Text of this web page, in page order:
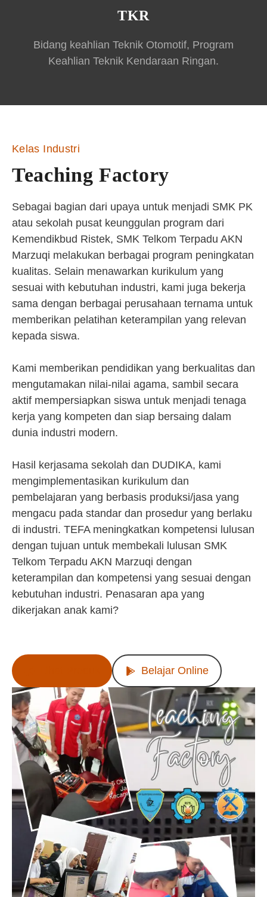
TKR
Bidang keahlian Teknik Otomotif, Program
Keahlian Teknik Kendaraan Ringan.
Kelas Industri
Teaching Factory
Sebagai bagian dari upaya untuk menjadi SMK PK
atau sekolah pusat keunggulan program dari
Kemendikbud Ristek, SMK Telkom Terpadu AKN
Marzuqi melakukan berbagai program peningkatan
kualitas. Selain menawarkan kurikulum yang
sesuai with kebutuhan industri, kami juga bekerja
sama dengan berbagai perusahaan ternama untuk
memberikan pelatihan keterampilan yang relevan
kepada siswa.
Kami memberikan pendidikan yang berkualitas dan
mengutamakan nilai-nilai agama, sambil secara
aktif mempersiapkan siswa untuk menjadi tenaga
kerja yang kompeten dan siap bersaing dalam
dunia industri modern.
Hasil kerjasama sekolah dan DUDIKA, kami
mengimplementasikan kurikulum dan
pembelajaran yang berbasis produksi/jasa yang
mengacu pada standar dan prosedur yang berlaku
di industri. TEFA meningkatkan kompetensi lulusan
dengan tujuan untuk membekali lulusan SMK
Telkom Terpadu AKN Marzuqi dengan
keterampilan dan kompetensi yang sesuai dengan
kebutuhan industri. Penasaran apa yang
dikerjakan anak kami?
Belajar Online